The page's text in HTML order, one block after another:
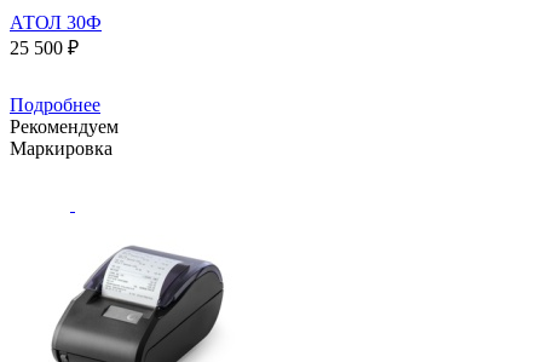
АТОЛ 30Ф
25 500 ₽
Подробнее
Рекомендуем
Маркировка